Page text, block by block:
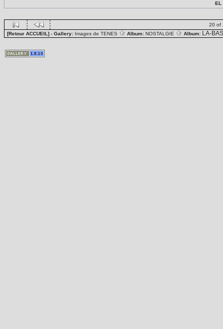
EL
20 of
[Retour ACCUEIL] - Gallery: Images de TENES Album: NOSTALGIE Album: LA-BAS